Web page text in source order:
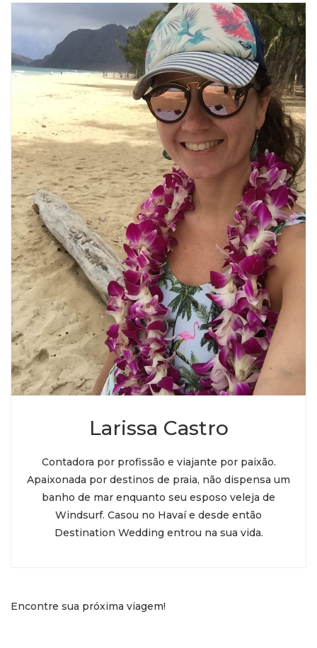
Larissa Castro
Contadora por profissão e viajante por paixão.
Apaixonada por destinos de praia, não dispensa um
banho de mar enquanto seu esposo veleja de
Windsurf. Casou no Havaí e desde então
Destination Wedding entrou na sua vida.
Encontre sua próxima viagem!